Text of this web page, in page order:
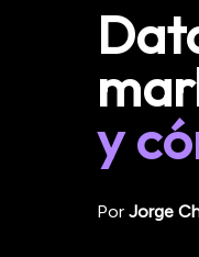
y
Por Jorge